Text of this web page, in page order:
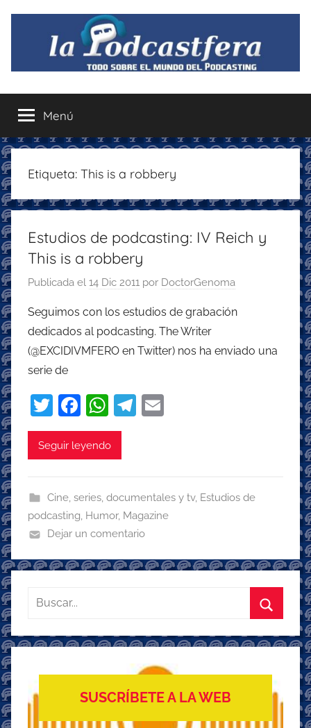
contenido
La
Podcastfera
el
mundo
del
podcasting
recomendaciones
disfrutar
podcastfera
Menú
Etiqueta: This is a robbery
Estudios de podcasting: IV Reich y
This is a robbery
Publicada el 14 Dic 2011 por DoctorGenoma
Seguimos con los estudios de grabación
dedicados al podcasting. The Writer
(@EXCIDIVMFERO en Twitter) nos ha enviado una
serie de
T
w
itt
F
a
c
b
o
o
k
W
h
at
A
p
p
T
a
m
Seguir leyendo
Cine, series, documentales y tv, Estudios de
podcasting, Humor, Magazine
Dejar un comentario
Buscar:
Buscar
SUSCRÍBETE A LA WEB